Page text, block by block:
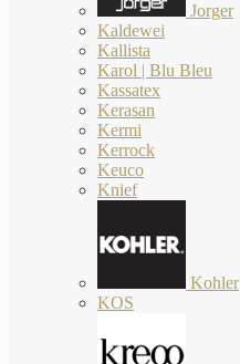
Jorger
Kaldewei
Kallista
Karol | Blu Bleu
Kassatex
Kerasan
Kermi
Kerrock
Keuco
Knief
Kohler
KOS